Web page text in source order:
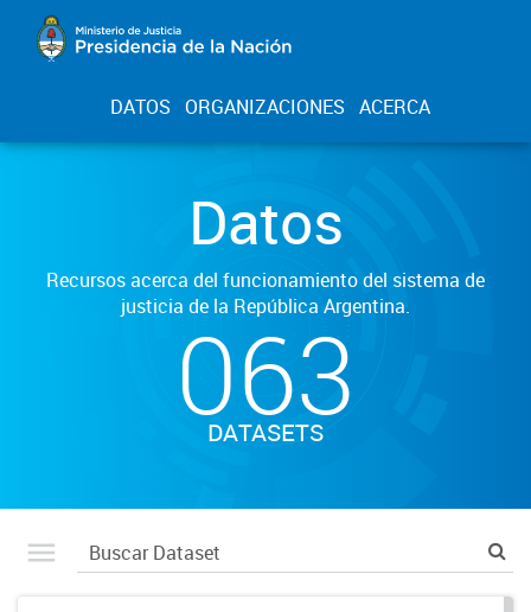
DATOS ORGANIZACIONES ACERCA
Datos
Recursos acerca del funcionamiento del sistema de
justicia de la República Argentina.
063
DATASETS